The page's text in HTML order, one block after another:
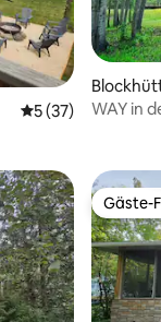
Bewertungen
Durchschnittliche
5 (37)
WAY in
Gäste-
Gäste-